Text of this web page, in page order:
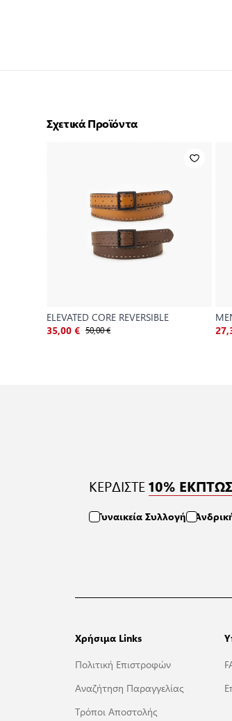
Σχετικά Προϊόντα
ELEVATED CORE REVERSIBLE
35,00 € 50,00 €
ΚΕΡΔΙΣΤΕ 10%
Γυναικεία Συλλογή
Χρήσιμα Links
Πολιτική Επιστροφών
Αναζήτηση Παραγγελίας
Τρόποι Αποστολής